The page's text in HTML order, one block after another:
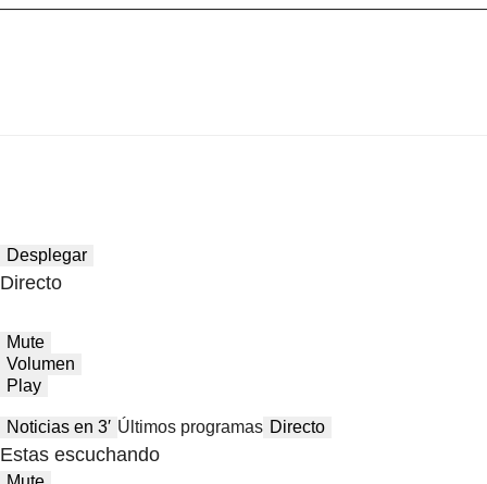
Desplegar
Directo
Mute
Volumen
Play
Noticias en 3′ Últimos programas Directo
Estas escuchando